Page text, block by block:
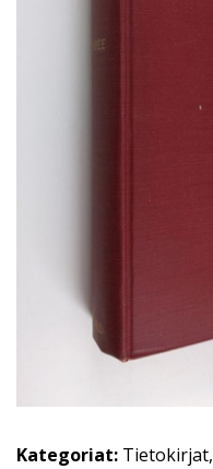
Kategoriat: Tietokirjat,